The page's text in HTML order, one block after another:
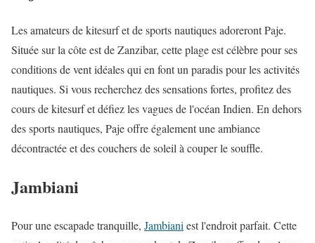
Les amateurs de kitesurf et de sports nautiques adoreront Paje.
Située sur la côte est de Zanzibar, cette plage est célèbre pour ses
conditions de vent idéales qui en font un paradis pour les activités
nautiques. Si vous recherchez des sensations fortes, profitez des
cours de kitesurf et défiez les vagues de l'océan Indien. En dehors
des sports nautiques, Paje offre également une ambiance
décontractée et des couchers de soleil à couper le souffle.
Jambiani
Pour une escapade tranquille, Jambiani est l'endroit parfait. Cette